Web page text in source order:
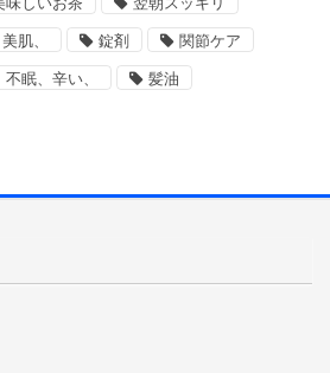
肌、 錠剤 関節ケア
眠、辛い、 髪油